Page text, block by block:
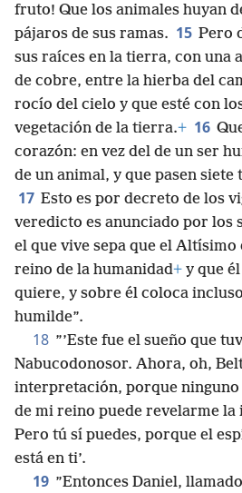
fruto! Que los animales huyan
pájaros de sus ramas. 15 Pero
sus raíces en la tierra, con una
de cobre, entre la hierba del
rocío del cielo y que esté con
vegetación de la tierra.+ 16
corazón: en vez del de un ser
de un animal, y que pasen siete
17 Esto es por decreto de los
veredicto es anunciado por los
el que vive sepa que el Altísimo
reino de la humanidad+ y que
quiere, y sobre él coloca
humilde”.
18 ”’Este fue el sueño que
Nabucodonosor. Ahora, oh,
interpretación, porque ninguno
de mi reino puede revelarme
Pero tú sí puedes, porque el
está en ti’.
19 ”Entonces Daniel,